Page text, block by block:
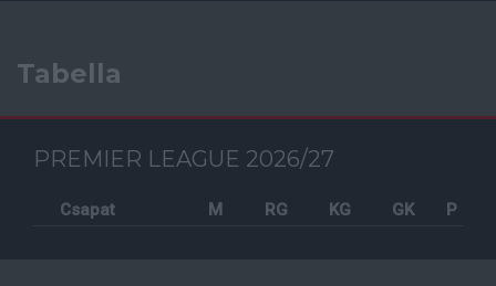
Tabella
PREMIER LEAGUE 2026/27
Csapat M RG KG GK P